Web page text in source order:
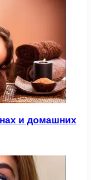
и домашних